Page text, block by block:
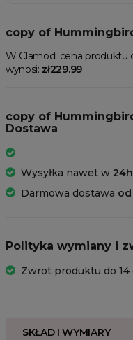
copy of
W Clamodi cena
wynosi: zł229.99
copy of
Dostawa
Wysyłka nawet w 24h
Darmowa dostawa od
Polityka wymiany i
Zwrot produktu do 14
SKŁAD I WYMIARY